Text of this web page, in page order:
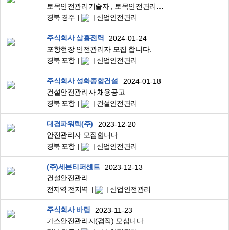
경북 경주
산업안전관리
주식회사 삼흥전력
2024-01-24
포항현장 안전관리자 모집 합니다.
경북 포항
산업안전관리
주식회사 성화종합건설
2024-01-18
건설안전관리자 채용공고
경북 포항
건설안전관리
대경파워텍(주)
2023-12-20
안전관리자 모집합니다.
경북 포항
산업안전관리
(주)세븐티퍼센트
2023-12-13
건설안전관리
전지역 전지역
산업안전관리
주식회사 바림
2023-11-23
가스안전관리자(겸직) 모십니다.